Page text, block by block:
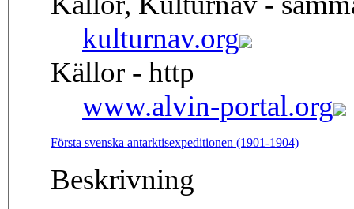
kulturnav.org
Källor - http
www.alvin-portal.org
Första svenska antarktisexpeditionen (1901-1904)
Beskrivning